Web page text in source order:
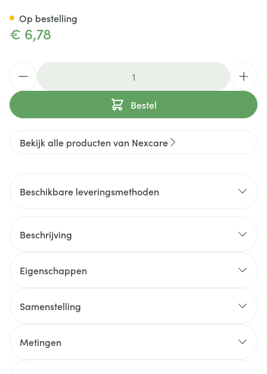
€ 6,78
Bestel
Op bestelling
Bekijk alle producten van Nexcare
Beschikbare leveringsmethoden
Beschrijving
Eigenschappen
Samenstelling
Metingen